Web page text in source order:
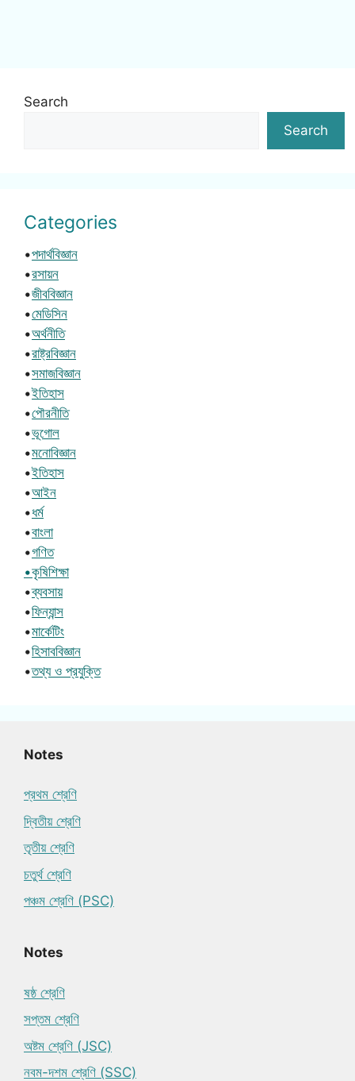
Search
Search
Categories
•পদার্থবিজ্ঞান
•রসায়ন
•জীববিজ্ঞান
•মেডিসিন
•অর্থনীতি
•রাষ্ট্রবিজ্ঞান
•সমাজবিজ্ঞান
•ইতিহাস
•পৌরনীতি
•ভূগোল
•মনোবিজ্ঞান
•ইতিহাস
•আইন
•ধর্ম
•বাংলা
•গণিত
•কৃষিশিক্ষা
•ব্যবসায়
•ফিন্যান্স
•মার্কেটিং
•হিসাববিজ্ঞান
•তথ্য ও প্রযুক্তি
Notes
প্রথম শ্রেণি
দ্বিতীয় শ্রেণি
তৃতীয় শ্রেণি
চতুর্থ শ্রেণি
পঞ্চম শ্রেণি (PSC)
Notes
ষষ্ঠ শ্রেণি
সপ্তম শ্রেণি
অষ্টম শ্রেণি (JSC)
নবম-দশম শ্রেণি (SSC)